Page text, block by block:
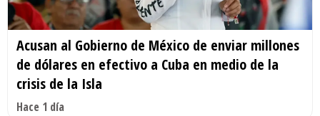
Acusan al Gobierno de México de enviar millones
de dólares en efectivo a Cuba en medio de la
crisis de la Isla
Hace 1 día